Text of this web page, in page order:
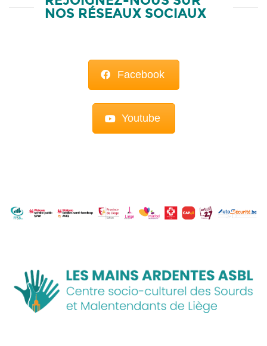
NOS RÉSEAUX SOCIAUX
Facebook
Youtube